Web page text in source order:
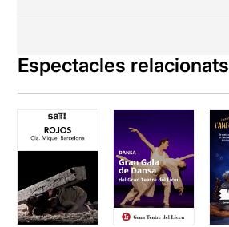
Espectacles relacionats